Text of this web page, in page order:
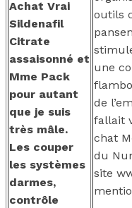
Achat Vrai
Sildenafil
Citrate
assaisonné et
Mme Pack
pour autant
que je suis
très mâle.
Les couper
les systèmes
darmes,
contrôle
outils
une
de
fallait
chat
du
site